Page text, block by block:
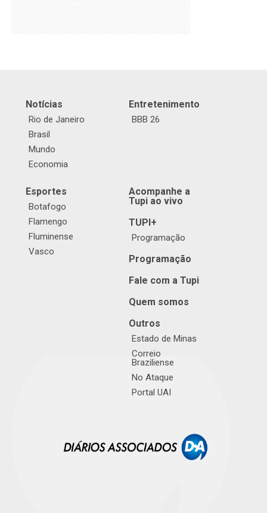
Notícias
Rio de Janeiro
Brasil
Mundo
Economia
Entretenimento
BBB 26
Esportes
Botafogo
Flamengo
Fluminense
Vasco
Acompanhe a
Tupi ao vivo
TUPI+
Programação
Programação
Fale com a Tupi
Quem somos
Outros
Estado de Minas
Correio
Braziliense
No Ataque
Portal UAI